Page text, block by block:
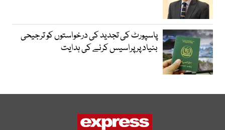
پاسپورٹ کی تجدید کی درخواستوں کو ترجیحی
بنیاد پر پراسیس کرنے کی ہدایت